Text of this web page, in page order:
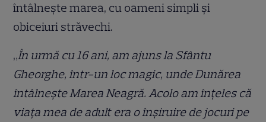
întâlnește marea, cu oameni simpli și
obiceiuri străvechi.
„În urmă cu 16 ani, am ajuns la Sfântu
Gheorghe, într-un loc magic, unde Dunărea
întâlnește Marea Neagră. Acolo am înțeles că
viața mea de adult era o înșiruire de jocuri pe